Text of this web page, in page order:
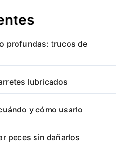
profundas: trucos de
lubricados
y cómo usarlo
peces sin dañarlos